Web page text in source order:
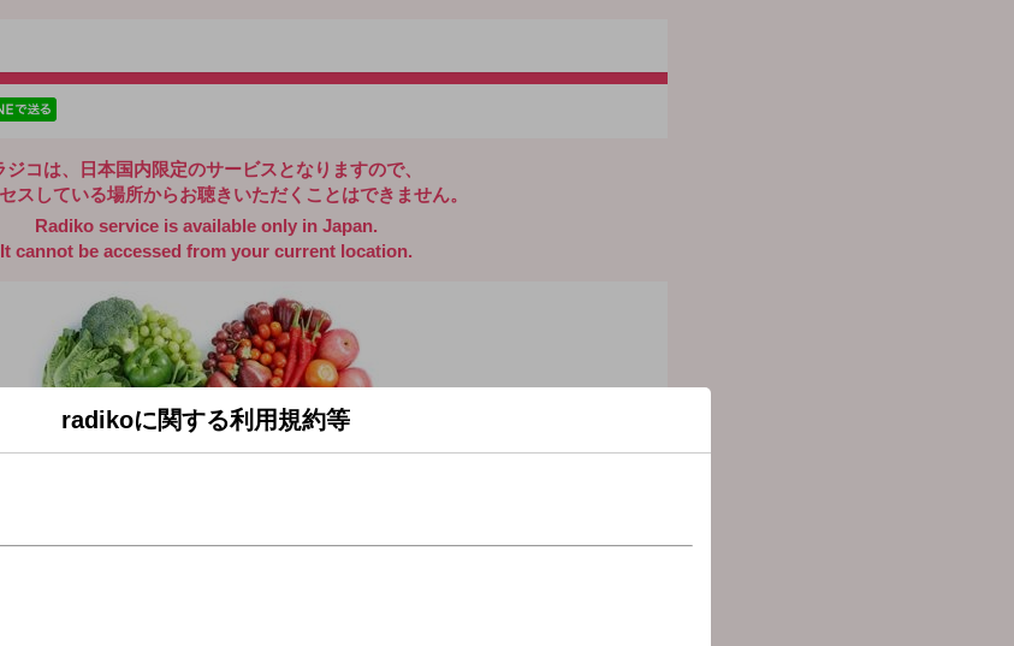
ジコは、日本国内限定のサービスとなりますので、
スしている場所からお聴きいただくことはできません。
Radiko service is available only in Japan.
It cannot be accessed from your current location.
radikoに関する利用規約等